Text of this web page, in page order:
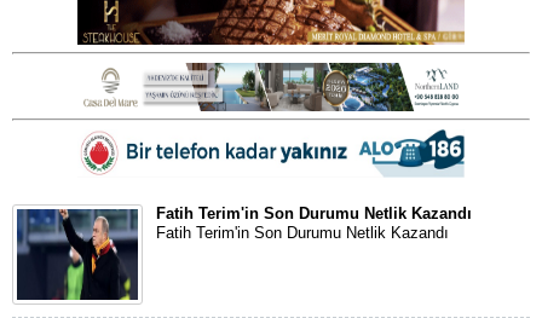
Fatih Terim'in Son Durumu Netlik Kazandı
Fatih Terim'in Son Durumu Netlik Kazandı